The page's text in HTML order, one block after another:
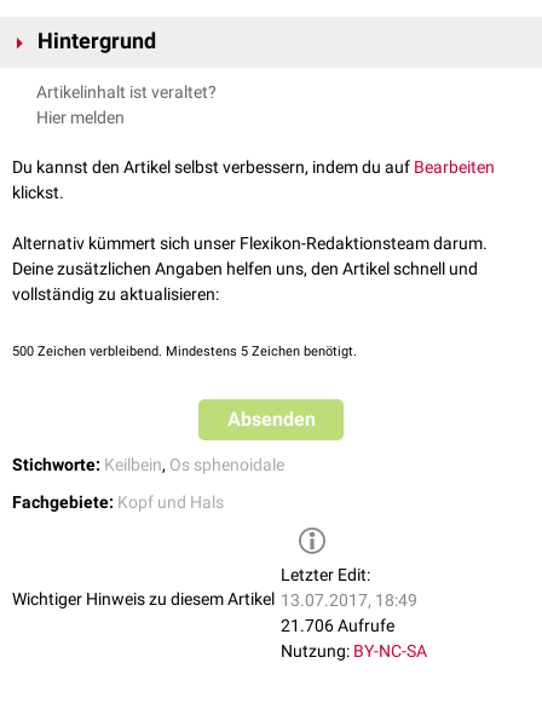
Hintergrund
Das Jugum sphenoidale bildet einen Teil des Bodens der
Schädelgrube . Dorsal des Jugum liegt der
Artikelinhalt ist veraltet?
Hier melden
Du kannst den Artikel selbst verbessern, indem du auf Bearbeiten
klickst.
Alternativ kümmert sich unser Flexikon-Redaktionsteam darum.
Deine zusätzlichen Angaben helfen uns, den Artikel schnell und
vollständig zu aktualisieren:
500 Zeichen verbleibend. Mindestens 5 Zeichen benötigt.
Absenden
Stichworte: Keilbein, Os sphenoidale
Fachgebiete: Kopf und Hals
Wichtiger Hinweis zu diesem Artikel
Letzter Edit:
13.07.2017, 18:49
21.706 Aufrufe
Nutzung: BY-NC-SA